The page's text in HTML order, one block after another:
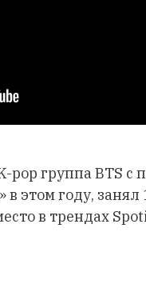
pop группа BTS
этом году, занял
в трендах